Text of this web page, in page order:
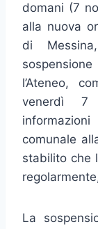
domani (7
alla nuova
di
l’Ateneo,
venerdì 7
comunale
stabilito che
La